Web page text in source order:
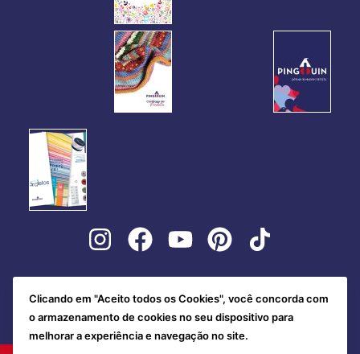
Clicando em "Aceito todos os Cookies", você concorda com
o armazenamento de cookies no seu dispositivo para
melhorar a experiência e navegação no site.